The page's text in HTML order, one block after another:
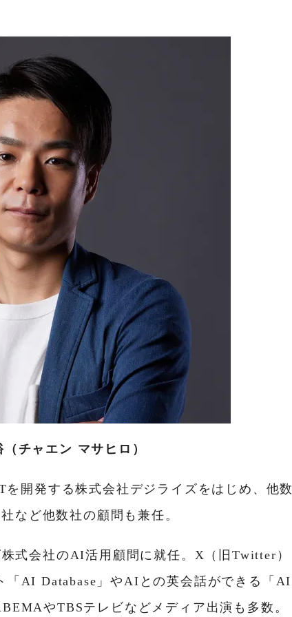
チャエン マサヒロ）
開発する株式会社デジライズをはじめ、他数
など他数社の顧問も兼任。
式会社のAI活⽤顧問に就任。X（旧Twitter）
AI Database」やAIとの英会話ができる「AI
やTBSテレビなどメディア出演も多数。